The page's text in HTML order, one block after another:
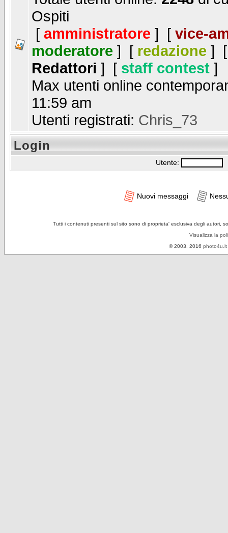
Ospiti
[ amministratore ] [ vice-
moderatore ] [ redazione ]
Redattori ] [ staff contest ]
Max utenti online
11:59 am
Utenti registrati: Chris_73
Login
Utente:
Nuovi messaggi
Tutti i contenuti presenti sul sito sono di proprieta' esclusiva degli autori,
Visualizza la
© 2003, 2016 photo4u.it